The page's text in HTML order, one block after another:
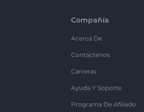
Compañía
Acerca De
Contáctenos
Carreras
Ayuda Y Soporte
Programa De Afiliado